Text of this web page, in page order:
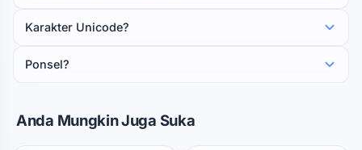
Karakter Unicode?
Ponsel?
Anda Mungkin Juga Suka